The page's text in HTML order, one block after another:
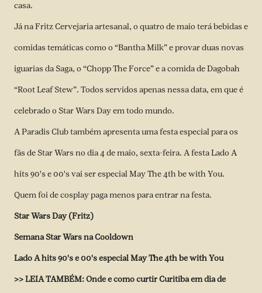
casa.
Já na Fritz Cervejaria artesanal, o quatro de maio terá bebidas e
comidas temáticas como o “Bantha Milk” e provar duas novas
iguarias da Saga, o “Chopp The Force” e a comida de Dagobah
“Root Leaf Stew”. Todos servidos apenas nessa data, em que é
celebrado o Star Wars Day em todo mundo.
A Paradis Club também apresenta uma festa especial para os
fãs de Star Wars no dia 4 de maio, sexta-feira. A festa Lado A
hits 90's e 00's vai ser especial May The 4th be with You.
Quem foi de cosplay paga menos para entrar na festa.
Star Wars Day (Fritz)
Semana Star Wars na Cooldown
Lado A hits 90's e 00's especial May The 4th be with You
>> LEIA TAMBÉM:Onde e como curtir Curitiba em dia de